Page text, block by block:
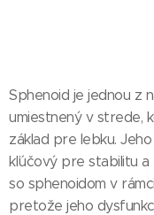
Sphenoid je jednou z
umiestnený v strede,
základ pre lebku.
kľúčový pre stabilitu a
so sphenoidom v
pretože jeho